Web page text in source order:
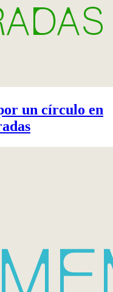
un círculo en